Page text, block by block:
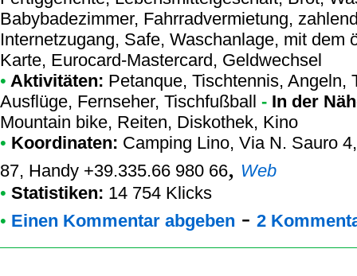
Babybadezimmer, Fahrradvermietung,
Internetzugang, Safe, Waschanlage, mit dem
Karte, Eurocard-Mastercard, Geldwechsel
• Aktivitäten: Petanque, Tischtennis, Angeln,
Ausflüge, Fernseher, Tischfußball - In der
Mountain bike, Reiten, Diskothek, Kino
• Koordinaten: Camping Lino, Via N. Sauro
87, Handy +39.335.66 980 66, Web
• Statistiken: 14 754 Klicks
• Einen Kommentar abgeben - 2